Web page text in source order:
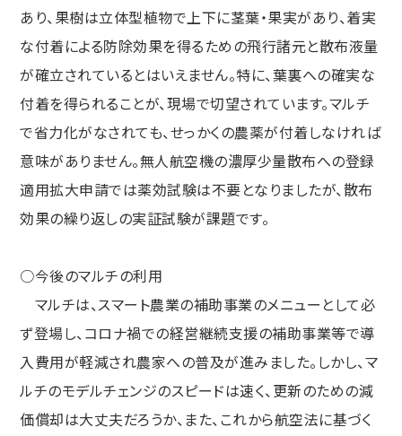
あり、果樹は立体型植物で上下に茎葉・果実があり、着実
な付着による防除効果を得るための飛行諸元と散布液量
が確立されているとはいえません。特に、葉裏への確実な
付着を得られることが、現場で切望されています。マルチ
で省力化がなされても、せっかくの農薬が付着しなければ
意味がありません。無人航空機の濃厚少量散布への登録
適用拡大申請では薬効試験は不要となりましたが、散布
効果の繰り返しの実証試験が課題です。
○今後のマルチの利用
マルチは、スマート農業の補助事業のメニューとして必
ず登場し、コロナ禍での経営継続支援の補助事業等で導
入費用が軽減され農家への普及が進みました。しかし、マ
ルチのモデルチェンジのスピードは速く、更新のための減
価償却は大丈夫だろうか、また、これから航空法に基づく